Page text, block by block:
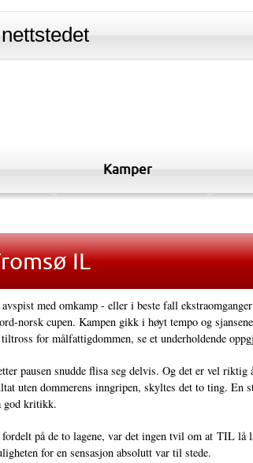
Kamper
IL
med omkamp - eller i beste fall
norsk cupen. Kampen gikk i høyt tempo og
for målfattigdommen, se et underholdende
pausen snudde flisa seg delvis. Og det er vel
uten dommerens inngripen, skyltes det to ting.
god kritikk.
på de to lagene, var det ingen tvil om at TIL lå
for en sensasjon absolutt var til stede.